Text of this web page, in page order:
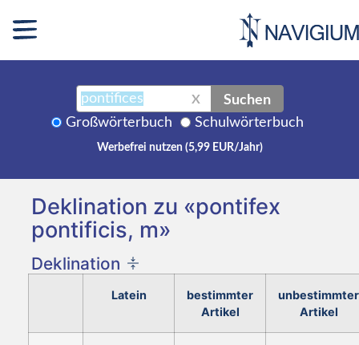
X Suchen
Großwörterbuch Schulwörterbuch
Werbefrei nutzen (5,99 EUR/Jahr)
Deklination zu «pontifex
pontificis, m»
Deklination
Latein
bestimmter
Artikel
unbestimmter
Artikel